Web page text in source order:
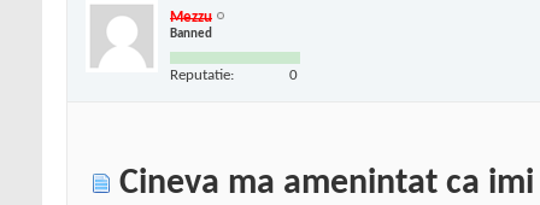
Mezzu
Banned
Reputatie: 0
Cineva ma amenintat ca